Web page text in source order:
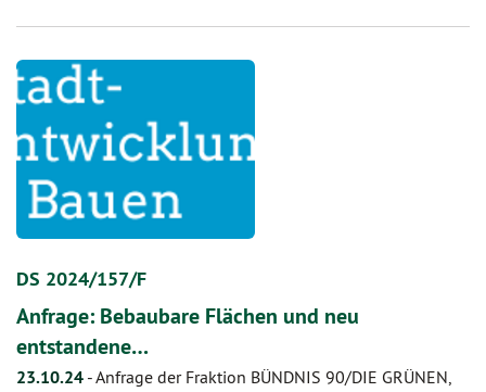
DS 2024/157/F
Anfrage: Bebaubare Flächen und neu
entstandene…
23.10.24 -Anfrage der Fraktion BÜNDNIS 90/DIE GRÜNEN,